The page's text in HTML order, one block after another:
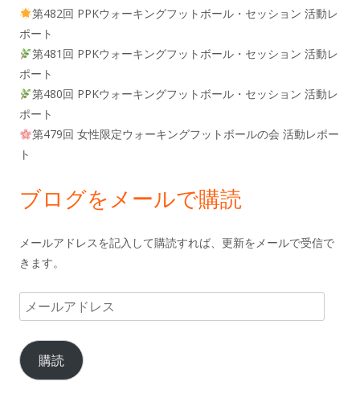
第482回 PPKウォーキングフットボール・セッション 活動レ
ポート
第481回 PPKウォーキングフットボール・セッション 活動レ
ポート
第480回 PPKウォーキングフットボール・セッション 活動レ
ポート
第479回 女性限定ウォーキングフットボールの会 活動レポー
ト
ブログをメールで購読
メールアドレスを記入して購読すれば、更新をメールで受信で
きます。
メ
ー
ル
ア
ド
購読